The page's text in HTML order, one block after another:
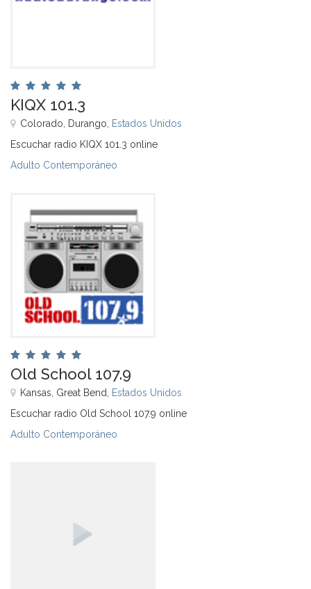
KIQX 101.3
Colorado, Durango, Estados Unidos
Escuchar radio KIQX 101.3 online
Adulto Contemporáneo
Old School 107.9
Kansas, Great Bend, Estados Unidos
Escuchar radio Old School 107.9 online
Adulto Contemporáneo